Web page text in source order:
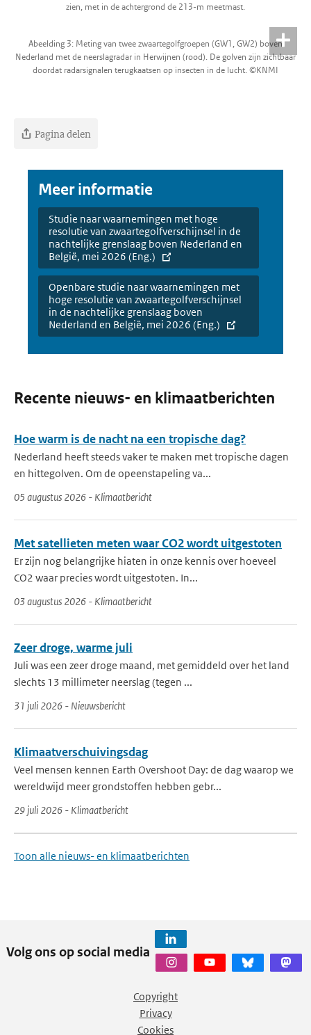
zien, met in de achtergrond de 213-m meetmast.
Abeelding 3: Meting van twee zwaartegolfgroepen (GW1, GW2) boven
Nederland met de neerslagradar in Herwijnen (rood). De golven zijn zichtbaar
doordat radarsignalen terugkaatsen op insecten in de lucht. ©KNMI
Pagina delen
Meer informatie
Studie naar waarnemingen met hoge
resolutie van zwaartegolfverschijnsel in de
nachtelijke grenslaag boven Nederland en
België, mei 2026 (Eng.)
Openbare studie naar waarnemingen met
hoge resolutie van zwaartegolfverschijnsel
in de nachtelijke grenslaag boven
Nederland en België, mei 2026 (Eng.)
Recente nieuws- en klimaatberichten
Hoe warm is de nacht na een tropische dag?
Nederland heeft steeds vaker te maken met tropische dagen
en hittegolven. Om de opeenstapeling va...
05 augustus 2026 - Klimaatbericht
Met satellieten meten waar CO2 wordt uitgestoten
Er zijn nog belangrijke hiaten in onze kennis over hoeveel
CO2 waar precies wordt uitgestoten. In...
03 augustus 2026 - Klimaatbericht
Zeer droge, warme juli
Juli was een zeer droge maand, met gemiddeld over het land
slechts 13 millimeter neerslag (tegen ...
31 juli 2026 - Nieuwsbericht
Klimaatverschuivingsdag
Veel mensen kennen Earth Overshoot Day: de dag waarop we
wereldwijd meer grondstoffen hebben gebr...
29 juli 2026 - Klimaatbericht
Toon alle nieuws- en klimaatberichten
Volg ons op social media
Copyright
Privacy
Cookies